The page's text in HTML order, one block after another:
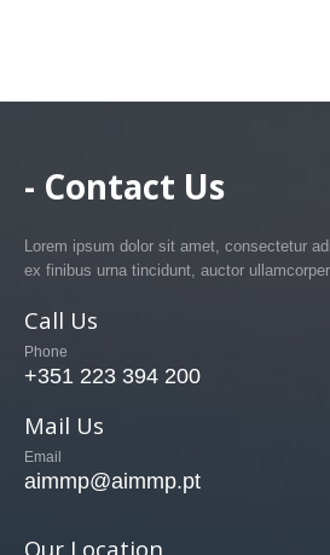
- Contact Us
Lorem ipsum dolor sit amet, consectetur
ex finibus urna tincidunt, auctor
Call Us
Phone
+351 223 394 200
Mail Us
Email
aimmp@aimmp.pt
Our Location